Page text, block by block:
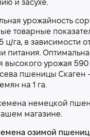
и засухе.
урожайность
товарные
ц/га, в зависимости
питания.
высокого урожая
пшеницы Скаген
на 1 га.
немецкой
магазине.
озимой